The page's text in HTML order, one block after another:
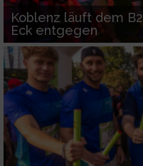
Koblenz läuft dem
Eck entgegen